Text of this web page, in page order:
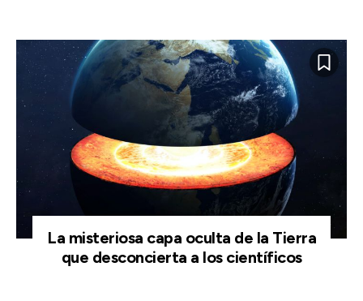
La misteriosa capa oculta de la Tierra
que desconcierta a los científicos